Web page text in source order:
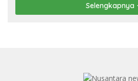
Selengkapnya